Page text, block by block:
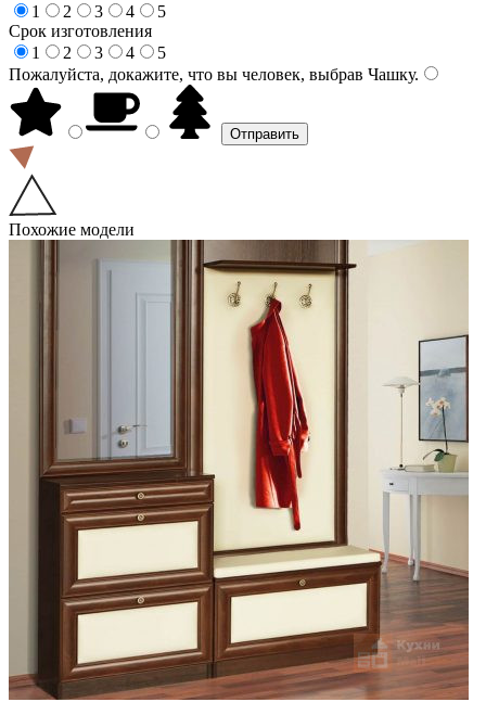
1
2 3 4
5
Срок изготовления
1
2 3 4
5
Пожалуйста, докажите, что вы человек, выбрав Чашку.
Похожие модели